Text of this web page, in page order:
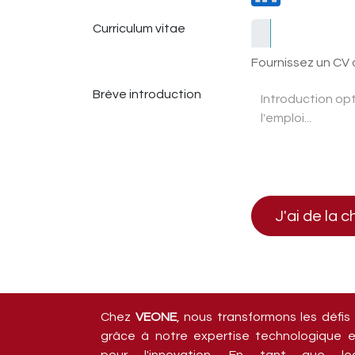
Curriculum vitae
Fournissez un CV
Brève introduction
J'ai de la
Chez VEONE, nous transformons les
grâce à notre expertise technologique